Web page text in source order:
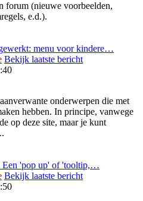
forum (nieuwe voorbeelden,
e.d.).
menu voor kindere…
Bekijk laatste bericht
onderwerpen die met
hebben. In principe, vanwege
op deze site, maar je kunt
Een 'pop up' of 'tooltip,…
Bekijk laatste bericht